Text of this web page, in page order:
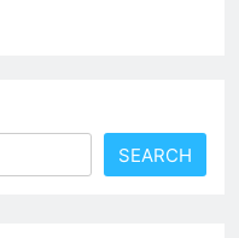
SEARCH